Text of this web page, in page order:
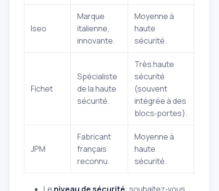
Iseo
Marque
italienne,
innovante.
Moyenne à
haute
sécurité.
Fichet
Spécialiste
de la haute
sécurité.
Très haute
sécurité
(souvent
intégrée à des
blocs‑portes).
JPM
Fabricant
français
reconnu.
Moyenne à
haute
sécurité.
Le niveau de sécurité: souhaitez‑vous